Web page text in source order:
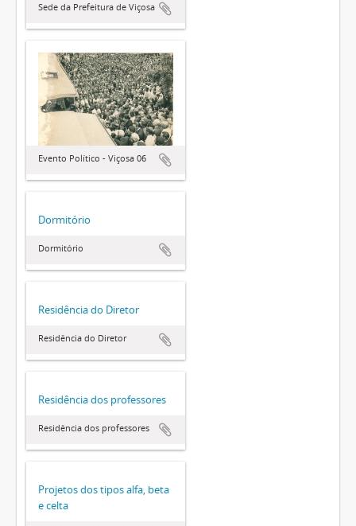
Sede da Prefeitura de Viçosa
Evento Político - Viçosa 06
Dormitório
Dormitório
Residência do Diretor
Residência do Diretor
Residência dos professores
Residência dos professores
Projetos dos tipos alfa, beta
e celta